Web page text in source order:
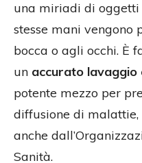
una miriadi di
stesse mani vengono
bocca o agli occhi. È
un accurato lavaggio
potente mezzo per
diffusione di
anche
Sanità.